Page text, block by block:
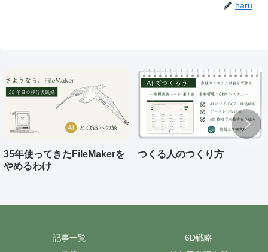
haru
35年使ってきたFileMakerを
やめるわけ
つくる人のつくり方
記事一覧
6D戦略